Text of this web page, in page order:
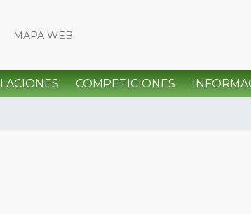
MAPA WEB
COMPETICIONES